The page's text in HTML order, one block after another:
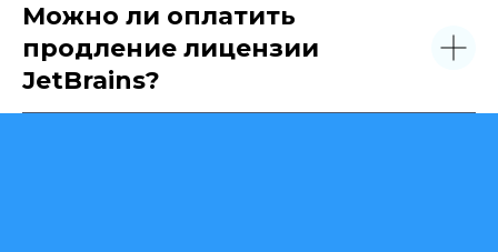
Можно ли оплатить
продление лицензии
JetBrains?